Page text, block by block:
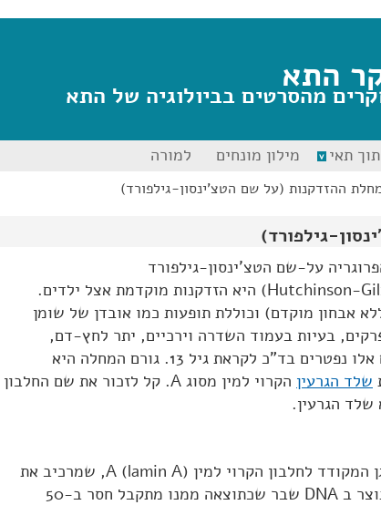
התא
מהסרטים בביולוגיה של התא
תאי מילון מונחים למורה
ההזדקנות (על שם הטצ'ינסון-גילפורד)
גילפורד)
על-שם הטצ'ינסון-גילפורד
(Hutchinson-Gilford progeria syndrome HPGS) היא הזדקנות מוקדמת אצל ילדים.
אבחון מוקדם) וכוללת תופעות כמו אובדן של שומן
בעיות בעמוד השדרה וירכיים, יתר לחץ-דם,
הסתיידות עורקים ובעיות לב. ילדים אלו נפטרים בד"כ לקראת גיל 13. גורם המחלה היא
שלד הגרעין
הקרוי למין מסוג A. קל לזכור את שם החלבון
שלד הגרעין.
המחלה נובעת ממוטציה נקודתית בגן המקודד לחלבון הקרוי למין A (lamin A), שמרכיב את
למינת הגרעין. כתוצאה מהמוטציה נוצר ב DNA שבר שכתוצאה ממנו מתקבל חסר ב-50